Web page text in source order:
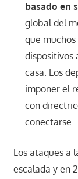
basado en
global del
que
dispositivos
casa. Los
imponer el
con
conectarse.
Los ataques a
escalada y en